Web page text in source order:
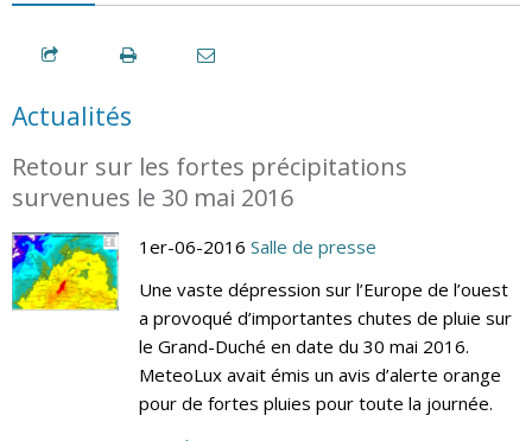
Actualités
Retour sur les fortes précipitations
survenues le 30 mai 2016
1er-06-2016 Salle de presse
Une vaste dépression sur l’Europe de l’ouest
a provoqué d’importantes chutes de pluie sur
le Grand-Duché en date du 30 mai 2016.
MeteoLux avait émis un avis d’alerte orange
pour de fortes pluies pour toute la journée.